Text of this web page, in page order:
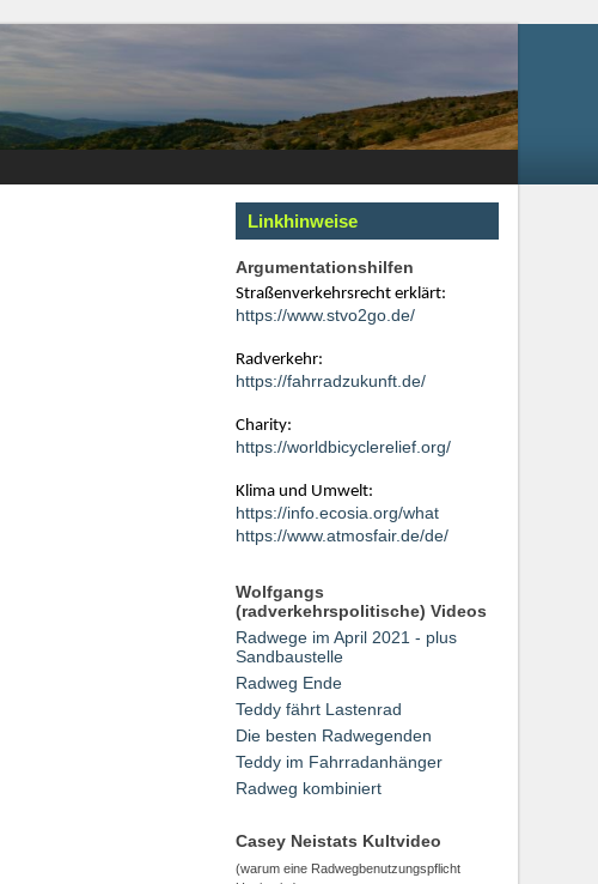
Linkhinweise
Argumentationshilfen
Straßenverkehrsrecht erklärt:
https://www.stvo2go.de/
Radverkehr:
https://fahrradzukunft.de/
Charity:
https://worldbicyclerelief.org/
Klima und Umwelt:
https://info.ecosia.org/what
https://www.atmosfair.de/de/
Wolfgangs
(radverkehrspolitische) Videos
Radwege im April 2021 - plus
Sandbaustelle
Radweg Ende
Teddy fährt Lastenrad
Die besten Radwegenden
Teddy im Fahrradanhänger
Radweg kombiniert
Casey Neistats Kultvideo
(warum eine Radwegbenutzungspflicht